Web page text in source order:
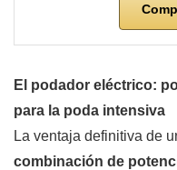
El podador eléctrico:
para la poda intensiva
La ventaja definitiva de
combinación de